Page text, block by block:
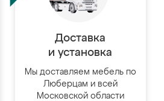
Доставка
и установка
Мы доставляем мебель по
Люберцам и всей
Московской области